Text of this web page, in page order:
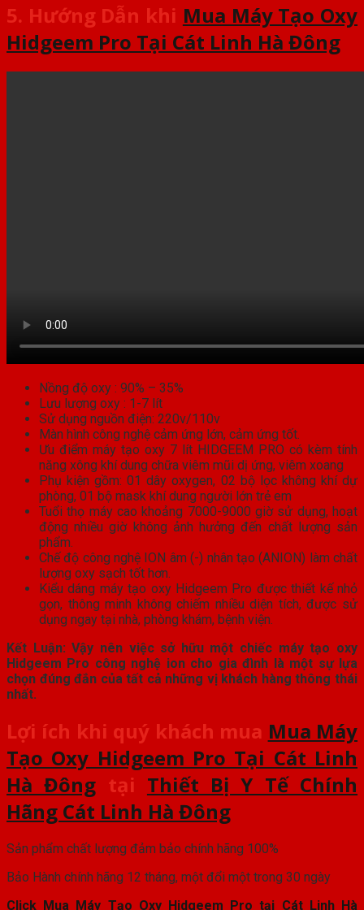
5. Hướng Dẫn khi Mua Máy Tạo Oxy
Hidgeem Pro Tại Cát Linh Hà Đông
Nồng độ oxy : 90% – 35%
Lưu lượng oxy : 1-7 lít
Sử dụng nguồn điện: 220v/110v
Màn hình công nghệ cảm ứng lớn, cảm ứng tốt.
Ưu điểm máy tạo oxy 7 lít HIDGEEM PRO có kèm tính
năng xông khí dung chữa viêm mũi dị ứng, viêm xoang
Phụ kiện gồm: 01 dây oxygen, 02 bộ lọc không khí dự
phòng, 01 bộ mask khí dung người lớn trẻ em
Tuổi thọ máy cao khoảng 7000-9000 giờ sử dụng, hoạt
động nhiều giờ không ảnh hưởng đến chất lượng sản
phẩm.
Chế độ công nghệ ION âm (-) nhân tạo (ANION) làm chất
lượng oxy sạch tốt hơn.
Kiểu dáng máy tạo oxy Hidgeem Pro được thiết kế nhỏ
gọn, thông minh không chiếm nhiều diện tích, được sử
dụng ngay tại nhà, phòng khám, bệnh viện.
Kết Luận: Vậy nên việc sở hữu một chiếc máy tạo oxy
Hidgeem Pro công nghệ ion cho gia đình là một sự lựa
chọn đúng đắn của tất cả những vị khách hàng thông thái
nhất.
Lợi ích khi quý khách mua Mua Máy
Tạo Oxy Hidgeem Pro Tại Cát Linh
Hà Đông tại Thiết Bị Y Tế Chính
Hãng Cát Linh Hà Đông
Sản phẩm chất lượng đảm bảo chính hãng 100%
Bảo Hành chính hãng 12 tháng, một đổi một trong 30 ngày
Click Mua Máy Tạo Oxy Hidgeem Pro tại Cát Linh Hà